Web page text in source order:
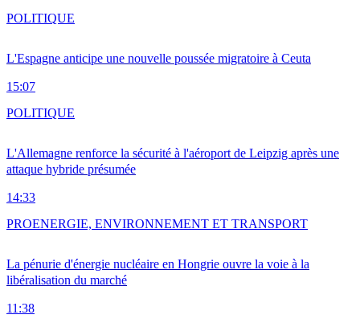
L'Espagne anticipe une nouvelle poussée migratoire à Ceuta
15:07
POLITIQUE
L'Allemagne renforce la sécurité à l'aéroport de Leipzig après une
attaque hybride présumée
14:33
POLITIQUE
La pénurie d'énergie nucléaire en Hongrie ouvre la voie à la
libéralisation du marché
11:38
PROENERGIE, ENVIRONNEMENT ET TRANSPORT